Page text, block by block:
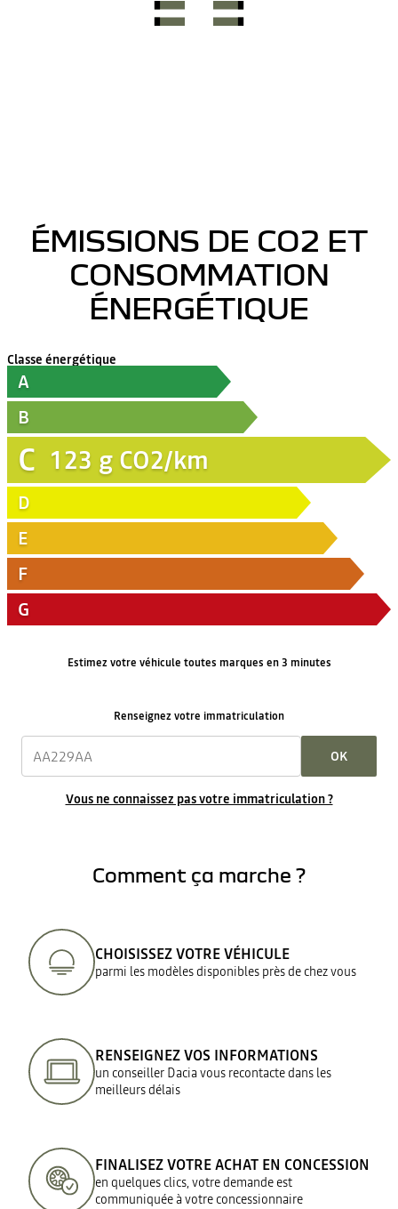
ÉMISSIONS DE CO2 ET
CONSOMMATION
ÉNERGÉTIQUE
Classe énergétique
A
B
C 123 g CO2/km
D
E
F
G
Estimez votre véhicule toutes marques en 3 minutes
Renseignez votre immatriculation
OK
Vous ne connaissez pas votre immatriculation ?
Comment ça marche ?
CHOISISSEZ VOTRE VÉHICULE
parmi les modèles disponibles près de chez vous
RENSEIGNEZ VOS INFORMATIONS
un conseiller Dacia vous recontacte dans les
meilleurs délais
FINALISEZ VOTRE ACHAT EN CONCESSION
en quelques clics, votre demande est
communiquée à votre concessionnaire